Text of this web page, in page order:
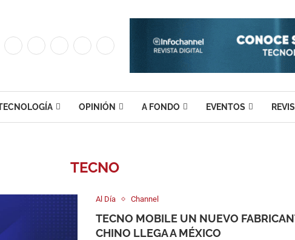
OPINIÓN A FONDO EVENTOS
TECNO
Al Día Channel
TECNO MOBILE UN NUEVO
CHINO LLEGA A MÉXICO